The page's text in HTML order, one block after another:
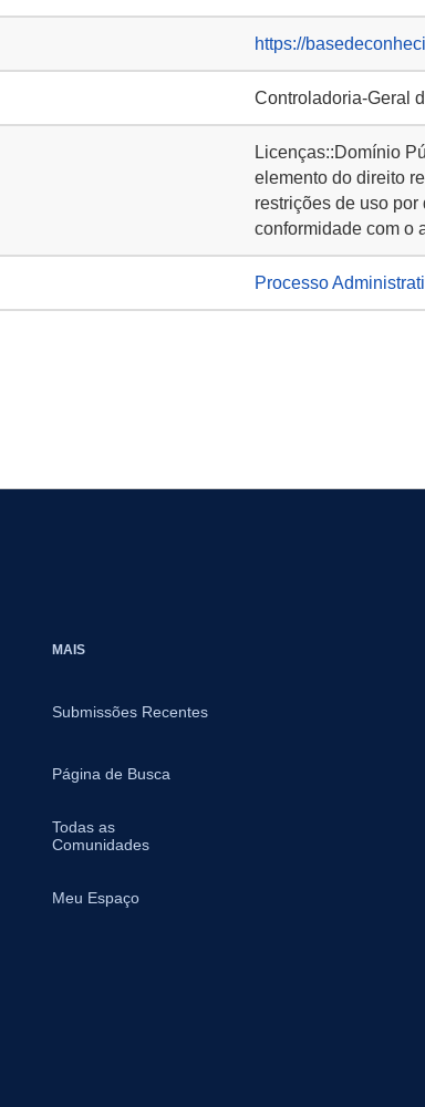
https://
Controladoria-Geral
Licenças::Domínio
elemento do direito
restrições de uso
conformidade com o
Processo
MAIS
Submissões Recentes
Página de Busca
Todas as
Comunidades
Meu Espaço